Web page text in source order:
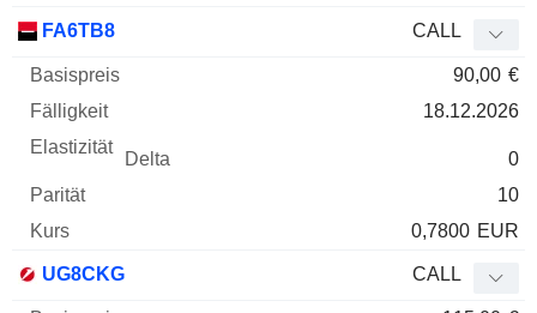
FA6TB8 CALL
90,00 €
18.12.2026
0
10
0,7800 EUR
UG8CKG CALL